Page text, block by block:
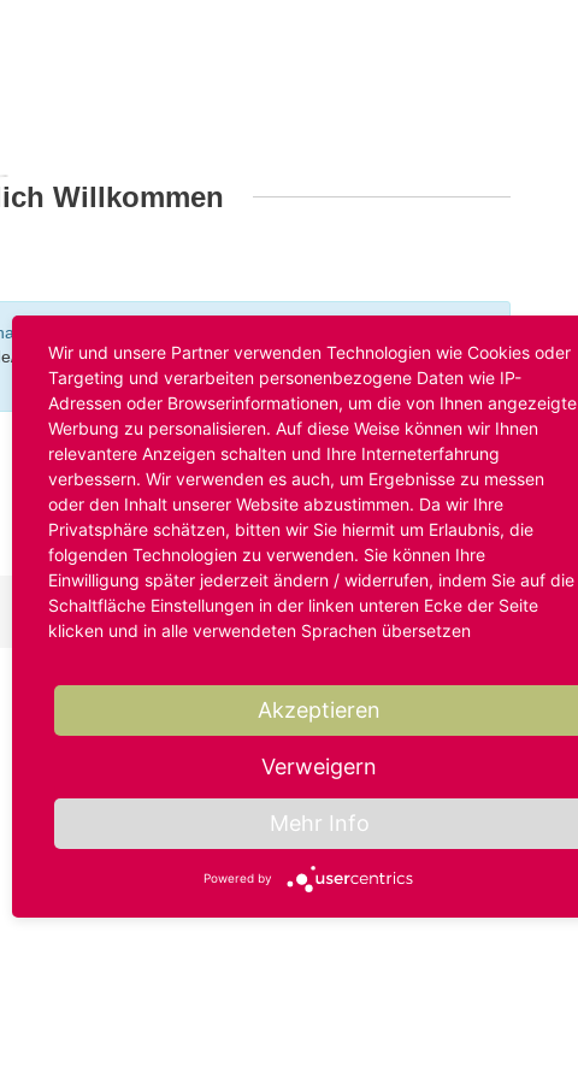
Willkommen
ist bereits ausgelaufen. Alternative Stellenanzeigen
stellenangebote. Oder Sie bewerben sichinitiativund wir
Wir und unsere Partner verwenden Technologien wie Cookies oder
Targeting und verarbeiten personenbezogene Daten wie IP-
Adressen oder Browserinformationen, um die von Ihnen angezeigte
Werbung zu personalisieren. Auf diese Weise können wir Ihnen
relevantere Anzeigen schalten und Ihre Interneterfahrung
verbessern. Wir verwenden es auch, um Ergebnisse zu messen
oder den Inhalt unserer Website abzustimmen. Da wir Ihre
Privatsphäre schätzen, bitten wir Sie hiermit um Erlaubnis, die
folgenden Technologien zu verwenden. Sie können Ihre
Einwilligung später jederzeit ändern / widerrufen, indem Sie auf die
Schaltfläche Einstellungen in der linken unteren Ecke der Seite
klicken und in alle verwendeten Sprachen übersetzen
Akzeptieren
Verweigern
Mehr Info
Powered by